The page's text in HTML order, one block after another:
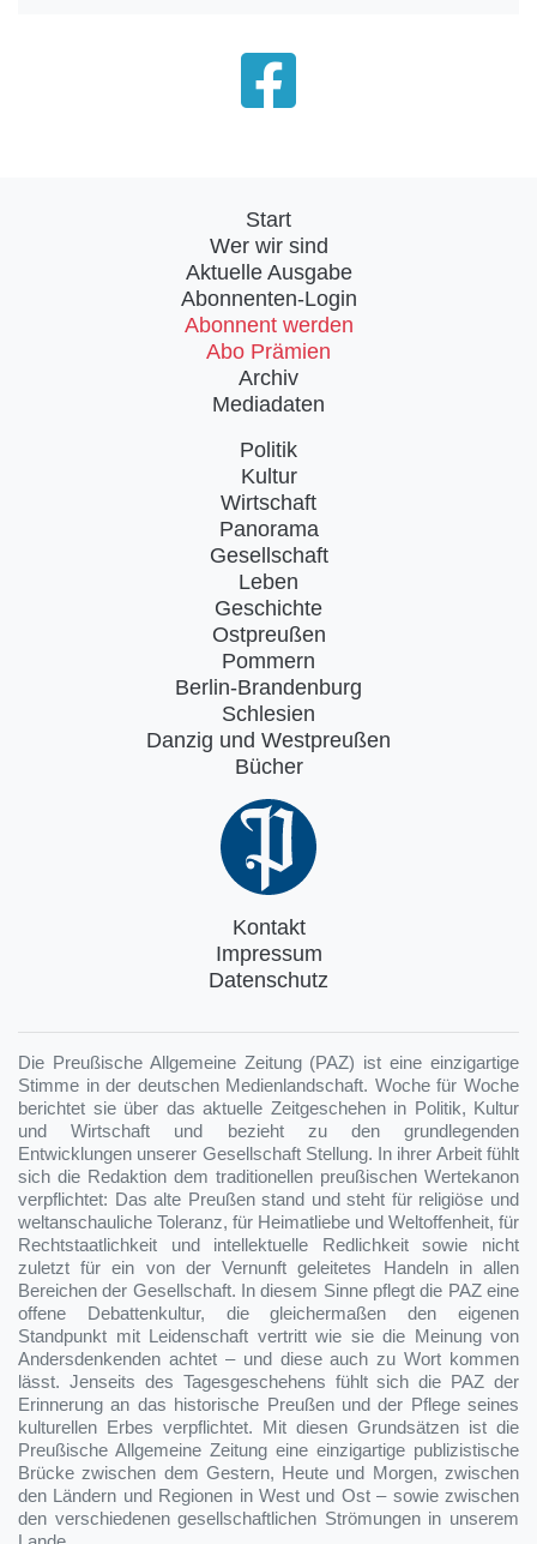
Start
Wer wir sind
Aktuelle Ausgabe
Abonnenten-Login
Abonnent werden
Abo Prämien
Archiv
Mediadaten
Politik
Kultur
Wirtschaft
Panorama
Gesellschaft
Leben
Geschichte
Ostpreußen
Pommern
Berlin-Brandenburg
Schlesien
Danzig und Westpreußen
Bücher
Kontakt
Impressum
Datenschutz
Die Preußische Allgemeine Zeitung (PAZ) ist eine einzigartige
Stimme in der deutschen Medienlandschaft. Woche für Woche
berichtet sie über das aktuelle Zeitgeschehen in Politik, Kultur
und Wirtschaft und bezieht zu den grundlegenden
Entwicklungen unserer Gesellschaft Stellung. In ihrer Arbeit fühlt
sich die Redaktion dem traditionellen preußischen Wertekanon
verpflichtet: Das alte Preußen stand und steht für religiöse und
weltanschauliche Toleranz, für Heimatliebe und Weltoffenheit, für
Rechtstaatlichkeit und intellektuelle Redlichkeit sowie nicht
zuletzt für ein von der Vernunft geleitetes Handeln in allen
Bereichen der Gesellschaft. In diesem Sinne pflegt die PAZ eine
offene Debattenkultur, die gleichermaßen den eigenen
Standpunkt mit Leidenschaft vertritt wie sie die Meinung von
Andersdenkenden achtet – und diese auch zu Wort kommen
lässt. Jenseits des Tagesgeschehens fühlt sich die PAZ der
Erinnerung an das historische Preußen und der Pflege seines
kulturellen Erbes verpflichtet. Mit diesen Grundsätzen ist die
Preußische Allgemeine Zeitung eine einzigartige publizistische
Brücke zwischen dem Gestern, Heute und Morgen, zwischen
den Ländern und Regionen in West und Ost – sowie zwischen
den verschiedenen gesellschaftlichen Strömungen in unserem